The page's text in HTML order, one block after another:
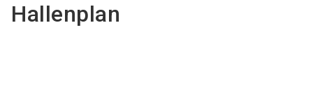
Hallenplan